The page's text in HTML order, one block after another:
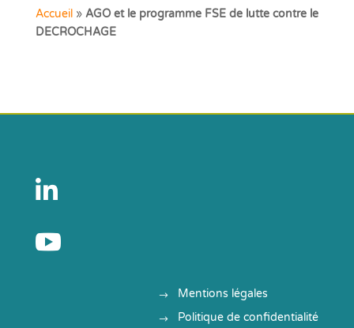
Accueil» AGO et le programme FSE de lutte contre le
DECROCHAGE


Mentions légales
Politique de confidentialité